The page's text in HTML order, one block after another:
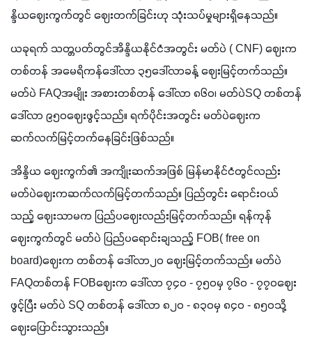
န္ဒိယဈေးကွက်တွင် ဈေးတက်ခြင်းဟု သုံးသပ်မှုများရှိနေသည်။
ယခုရက် သတ္တပတ်တွင်အိန္ဒိယနိုင်ငံအတွင်း မတ်ပဲ ( CNF) ဈေးက
တစ်တန် အမေရိကန်ဒေါ်လာ ၃၅ဒေါ်လာခန့် ဈေးမြင့်တက်သည်။
မတ်ပဲ FAQအမျိုး အစားတစ်တန် ဒေါ်လာ ၈၆၀၊ မတ်ပဲSQ တစ်တန်
ဒေါ်လာ ၉၅၀ဈေးဖွင့်သည်။ ရက်ပိုင်းအတွင်း မတ်ပဲဈေးက
ဆက်လက်မြင့်တက်နေခြင်းဖြစ်သည်။
အိန္ဒိယ ဈေးကွက်၏ အကျိုးဆက်အဖြစ် မြန်မာနိုင်ငံတွင်လည်း
မတ်ပဲဈေးကဆက်လက်မြင့်တက်သည်။ ပြည်တွင်း ရောင်းဝယ်
သည့် ဈေးသာမက ပြည်ပဈေးလည်းမြင့်တက်သည်။ ရန်ကုန်
ဈေးကွက်တွင် မတ်ပဲ ပြည်ပရောင်းချသည့် FOB( free on
board)ဈေးက တစ်တန် ဒေါ်လာ၂၀ ဈေးမြင့်တက်သည်။ မတ်ပဲ
FAQတစ်တန် FOBဈေးက ဒေါ်လာ ၇၄၀ - ၇၅၀မှ ၇၆၀ - ၇၇၀ဈေး
ဖွင့်ပြီး မတ်ပဲ SQ တစ်တန် ဒေါ်လာ ၈၂၀ - ၈၃၀မှ ၈၄၀ - ၈၅၀သို့
ဈေးပြောင်းသွားသည်။